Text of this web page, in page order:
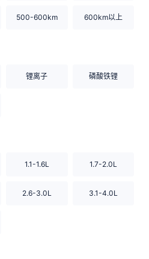
500-600km 600km以上
锂离子 磷酸铁锂
1.1-1.6L 1.7-2.0L
2.6-3.0L 3.1-4.0L